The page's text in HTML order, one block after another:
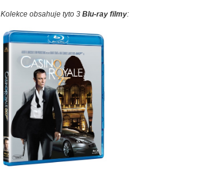
Kolekce obsahuje tyto 3 Blu-ray filmy: